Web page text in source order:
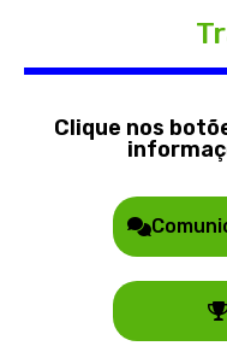
Clique nos